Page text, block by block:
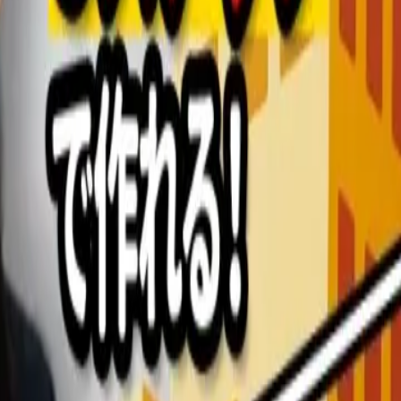
｜頻出パターンと通過ES例の保存版
就活のプロ・トイさんが業界別に“受かるガクチカの作り